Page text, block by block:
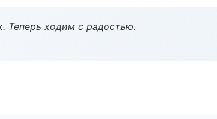
Теперь ходим с радостью.